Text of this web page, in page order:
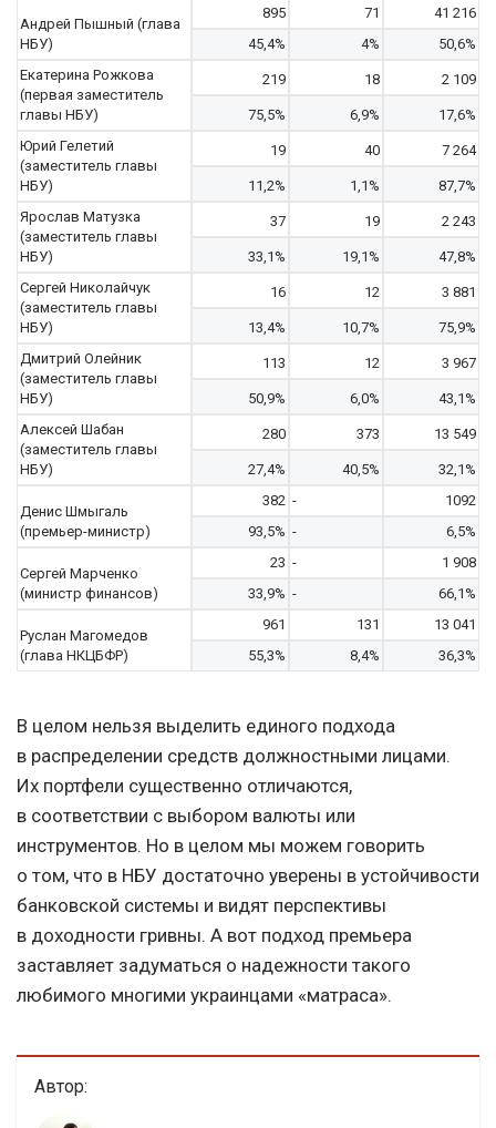
Андрей Пышный (глава
НБУ)
895 71
41 216
45,4%
4%
50,6%
Екатерина Рожкова
(первая заместитель
главы НБУ)
219 18 2 109
75,5% 6,9%
17,6%
Юрий Гелетий
(заместитель главы
НБУ)
19 40 7 264
11,2% 1,1%
87,7%
Ярослав Матузка
(заместитель главы
НБУ)
37 19 2 243
33,1% 19,1%
47,8%
Сергей Николайчук
(заместитель главы
НБУ)
16 12 3 881
13,4% 10,7%
75,9%
Дмитрий Олейник
(заместитель главы
НБУ)
113 12 3 967
50,9% 6,0%
43,1%
Алексей Шабан
(заместитель главы
НБУ)
280 373 13 549
27,4% 40,5% 32,1%
Денис Шмыгаль
(премьер-министр)
382 -
1092
93,5% - 6,5%
Сергей Марченко
(министр финансов)
23 -
1 908
33,9% - 66,1%
Руслан Магомедов
(глава НКЦБФР)
961 131
13 041
55,3%
8,4% 36,3%
В целом нельзя выделить единого подхода
в распределении средств должностными лицами.
Их портфели существенно отличаются,
в соответствии с выбором валюты или
инструментов. Но в целом мы можем говорить
о том, что в НБУ достаточно уверены в устойчивости
банковской системы и видят перспективы
в доходности гривны. А вот подход премьера
заставляет задуматься о надежности такого
любимого многими украинцами «матраса».
Автор: